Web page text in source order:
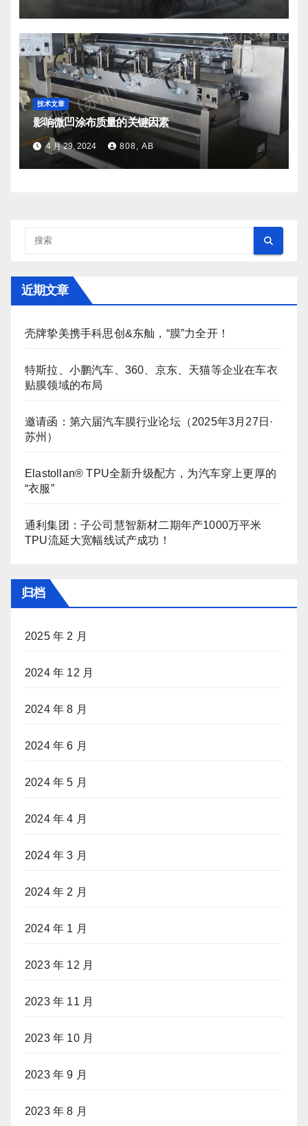
技术文章
影响微凹涂布质量的关键因素
4 月 29, 2024 808, AB
近期文章
壳牌挚美携手科思创&东舢，“膜”力全开！
特斯拉、小鹏汽车、360、京东、天猫等企业在车衣
贴膜领域的布局
邀请函：第六届汽车膜行业论坛（2025年3月27日·
苏州）
Elastollan® TPU全新升级配方，为汽车穿上更厚的
“衣服”
通利集团：子公司慧智新材二期年产1000万平米
TPU流延大宽幅线试产成功！
归档
2025 年 2 月
2024 年 12 月
2024 年 8 月
2024 年 6 月
2024 年 5 月
2024 年 4 月
2024 年 3 月
2024 年 2 月
2024 年 1 月
2023 年 12 月
2023 年 11 月
2023 年 10 月
2023 年 9 月
2023 年 8 月